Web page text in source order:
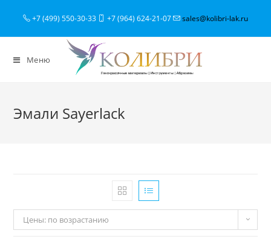
+7 (499) 550-30-33 +7 (964) 624-21-07 sales@kolibri-lak.ru
Меню
Эмали Sayerlack
Цены: по возрастанию